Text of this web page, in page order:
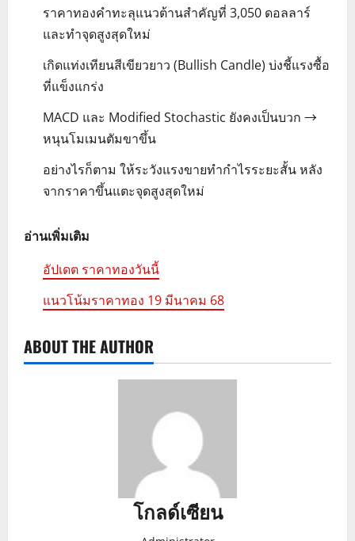
ราคาทองคำทะลุแนวต้านสำคัญที่ 3,050 ดอลลาร์
และทำจุดสูงสุดใหม่
เกิดแท่งเทียนสีเขียวยาว (Bullish Candle) บ่งชี้แรงซื้อ
ที่แข็งแกร่ง
MACD และ Modified Stochastic ยังคงเป็นบวก →
หนุนโมเมนตัมขาขึ้น
อย่างไรก็ตาม ให้ระวังแรงขายทำกำไรระยะสั้น หลัง
จากราคาขึ้นแตะจุดสูงสุดใหม่
อ่านเพิ่มเติม
อัปเดต ราคาทองวันนี้
แนวโน้มราคาทอง 19 มีนาคม 68
ABOUT THE AUTHOR
โกลด์เซียน